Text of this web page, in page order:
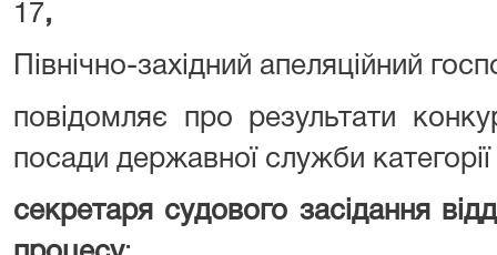
17,
Північно-західний апеляційний
повідомляє про результати
посади державної служби
секретаря судового засідання